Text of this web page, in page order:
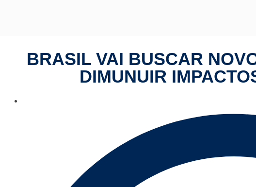
BRASIL VAI BUSCAR
DIMUNUIR